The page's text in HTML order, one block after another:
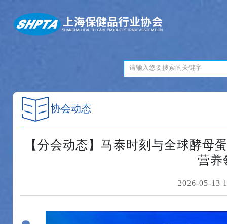
协会动态
【分会动态】马泰时刻与全球酵母
营养
2026-05-13